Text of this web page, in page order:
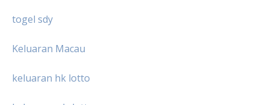
togel sdy
Keluaran Macau
keluaran hk lotto